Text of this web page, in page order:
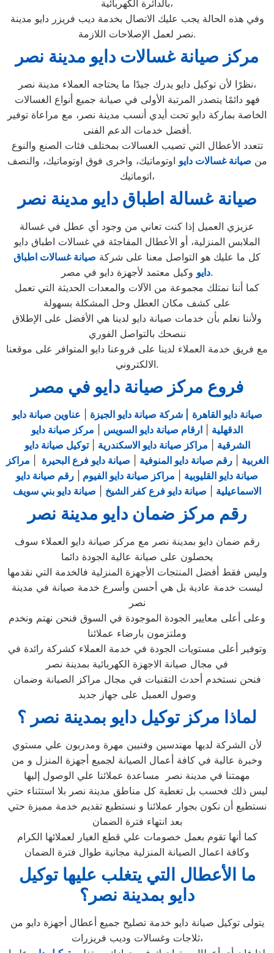
بالدائرة الكهربائية،
وفي هذه الحالة يجب عليك الاتصال بخدمة ديب فريزر دايو مدينة
نصر لعمل الإصلاحات اللازمة.
مركز صيانة غسالات دايو مدينة نصر
نظرًا لأن توكيل دايو يدرك جيدًا ما يحتاجه العملاء مدينة نصر،
فهو دائمًا يتصدر المرتبة الأولى في صيانة جميع أنواع الغسالات
الخاصة بماركة دايو تحت أيدي أنسب مدينة نصر، مع مراعاة توفير
أفضل خدمات الدعم الفنى.
تتعدد الأعطال التي تصيب الغسالات بمختلف فئات الصنع والنوع
من صيانة غسالات دايو اوتوماتيك، واخرى فوق اوتوماتيك، والنصف
اتوماتيك،
صيانة غسالة اطباق دايو مدينة نصر
عزيزي العميل إذا كنت تعاني من وجود أي عطل في غسالة
الملابس المنزلية، أو الأعطال المفاجئة في غسالات اطباق دايو
كل ما عليك هو التواصل معنا على شركة صيانة غسالات اطباق
دايووكيل معتمد لأجهزة دايو في مصر.
كما أننا نمتلك مجموعة من الآلات والمعدات الحديثة التي تعمل
على كشف مكان العطل وحل المشكلة بسهولة
ولأننا نعلم بأن خدمات صيانة دايو لدينا هي الأفضل على الإطلاق
ننصحك بالتواصل الفوري
مع فريق خدمة العملاء لدينا على فروعنا دايو المتوافر على موقعنا
الالكتروني.
فروع مركز صيانة دايو في مصر
صيانة دايو القاهرة | شركة صيانة دايو الجيزة
عناوين صيانة دايو
الدقهلية
ارقام صيانة دايو السويس
مركز صيانة دايو
الشرقية
مراكز صيانة دايو الاسكندرية |توكيل صيانة دايو
الغربية |رقم صيانة دايو المنوفية صيانة دايو فرع البحيرة
مراكز
صيانة دايو القليوبية
مراكز صيانة دايو الفيوم
رقم صيانة دايو
الاسماعيلية
صيانة دايو فرع كفر الشيخ صيانة دايو بني سويف
رقم مركز ضمان دايو مدينة نصر
رقم ضمان دايو بمدينة نصر مع مركز صيانة دايو العملاء سوف
يحصلون على صيانة عالية الجودة دائما
وليس فقط أفضل المنتجات الأجهزة المنزلية فالخدمة التي نقدمها
ليست خدمة عادية بل هي أحسن وأسرع خدمة صيانة في مدينة
نصر
وعلى أعلى معايير الجودة الموجودة في السوق فنحن نهتم ونخدم
وملتزمون بارضاء عملائنا
وتوفير أعلى مستويات الجودة في خدمة العملاء كشركة رائدة في
في مجال صيانة الاجهزة الكهربائية بمدينة نصر
فنحن نستخدم أحدث التقنيات في مجال مراكز الصيانة وضمان
وصول العميل على جهاز جديد
لماذا مركز توكيل دايو بمدينة نصر ؟
لأن الشركة لديها مهندسين وفنيين مهرة ومدربون علي مستوي
وخبرة عالية في كافة أعمال الصيانة لجميع أجهزة المنزل و من
مهمتنا في مدينة نصر مساعدة عملائنا علي الوصول إليها
ليس ذلك فحسب بل تغطية كل مناطق مدينة نصر بلا استثناء حتي
نستطيع أن نكون بجوار عملائنا و نستطيع تقديم خدمة مميزة حتي
بعد انتهاء فترة الضمان
كما أنها تقوم بعمل خصومات علي قطع الغيار لعملائها الكرام
وكافة اعمال الصيانة المنزلية مجانية طوال فترة الضمان
ما الأعطال التي يتغلب عليها توكيل
دايو بمدينة نصر؟
يتولى توكيل صيانة دايو خدمة تصليح جميع أعطال أجهزة دايو من
ثلاجات وغسالات وديب فريزرات،